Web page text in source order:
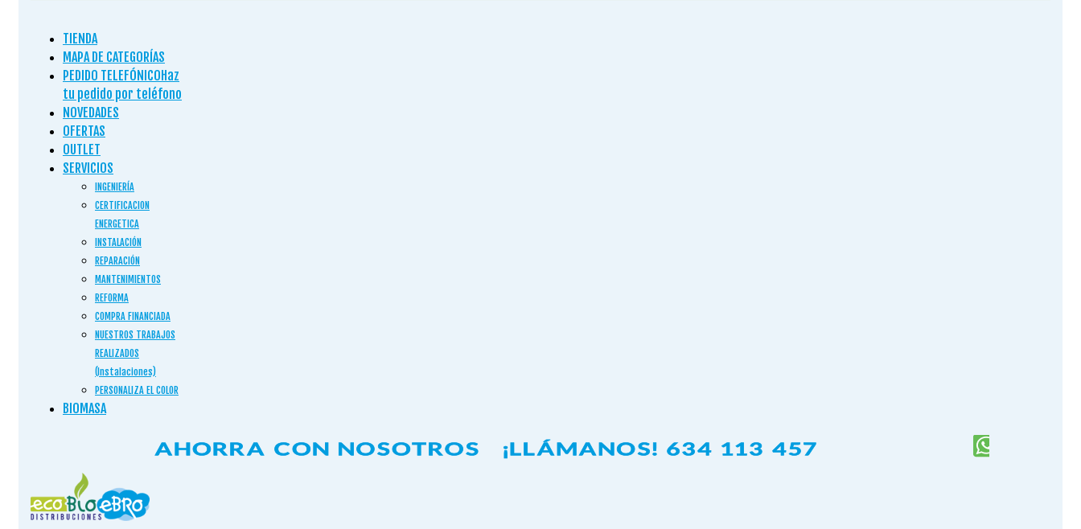
TIENDA
MAPA DE CATEGORÍAS
PEDIDO TELEFÓNICO Haz
tu pedido por teléfono
NOVEDADES
OFERTAS
OUTLET
SERVICIOS
INGENIERÍA
CERTIFICACION
ENERGETICA
INSTALACIÓN
REPARACIÓN
MANTENIMIENTOS
REFORMA
COMPRA FINANCIADA
NUESTROS TRABAJOS
REALIZADOS
(Instalaciones)
PERSONALIZA EL COLOR
BIOMASA